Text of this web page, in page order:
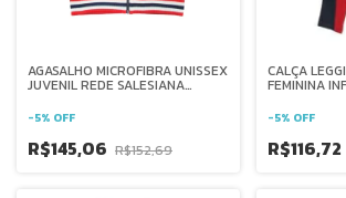
AGASALHO MICROFIBRA UNISSEX
JUVENIL REDE SALESIANA
-5% OFF
R$145,06 R$152,69
CALÇA
FEMININA
-5% OFF
R$116,72